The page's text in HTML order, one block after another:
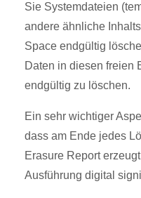
Sie Systemdateien
andere ähnliche
Space endgültig
Daten in diesen freien
endgültig zu löschen.
Ein sehr wichtiger
dass am Ende jedes
Erasure Report
Ausführung digital